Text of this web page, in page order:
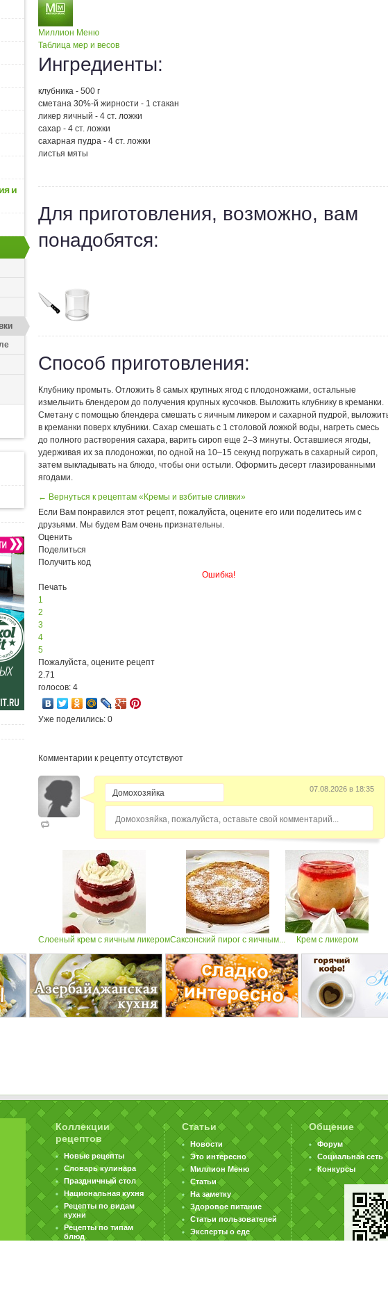
и
Миллион Меню
Таблица мер и весов
Ингредиенты:
клубника - 500 г
сметана 30%-й жирности - 1 стакан
ликер яичный - 4 ст. ложки
сахар - 4 ст. ложки
сахарная пудра - 4 ст. ложки
листья мяты
Для приготовления, возможно, вам
понадобятся:
Способ приготовления:
Клубнику промыть. Отложить 8 самых крупных ягод с плодоножками, остальные
измельчить блендером до получения крупных кусочков. Выложить клубнику в креманки.
Сметану с помощью блендера смешать с яичным ликером и сахарной пудрой,
в креманки поверх клубники. Сахар смешать с 1 столовой ложкой воды, нагреть смесь
до полного растворения сахара, варить сироп еще 2–3 минуты. Оставшиеся ягоды,
удерживая их за плодоножки, по одной на 10–15 секунд погружать в сахарный сироп,
затем выкладывать на блюдо, чтобы они остыли. Оформить десерт глазированными
ягодами.
← Вернуться к рецептам «Кремы и взбитые сливки»
Если Вам понравился этот рецепт, пожалуйста, оцените его или поделитесь им с
друзьями. Мы будем Вам очень признательны.
Оценить
Поделиться
Получить код
Ошибка!
Печать
1
2
3
4
5
Пожалуйста, оцените рецепт
2.71
голосов: 4
Уже поделились: 0
Комментарии к рецепту отсутствуют
07.08.2026 в 18:35
Домохозяйка, пожалуйста, оставьте свой комментарий...
Слоеный крем с яичным ликеромСаксонский пирог с яичным... Крем с ликером
Коллекции
рецептов
Новые рецепты
Словарь кулинара
Праздничный стол
Национальная кухня
Рецепты по видам
кухни
Рецепты по типам
блюд
Статьи
Новости
Это интересно
Миллион Меню
Статьи
На заметку
Здоровое питание
Статьи пользователей
Эксперты о еде
Общение
Форум
Социальная сеть
Конкурсы